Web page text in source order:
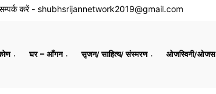
करें - shubhsrijannetwork2019@gmail.com
घर – आँगन सृजन/ साहित्य/ संस्मरण ओजस्विनी/ओजस